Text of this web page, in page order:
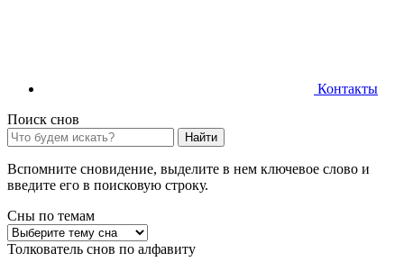
Контакты
Поиск снов
Найти
Вспомните сновидение, выделите в нем ключевое слово и
введите его в поисковую строку.
Сны по темам
Толкователь снов по алфавиту